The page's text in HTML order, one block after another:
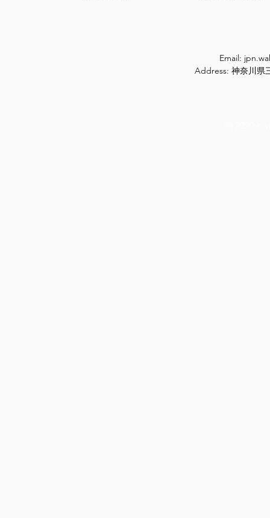
Email:
Address: 神奈川県